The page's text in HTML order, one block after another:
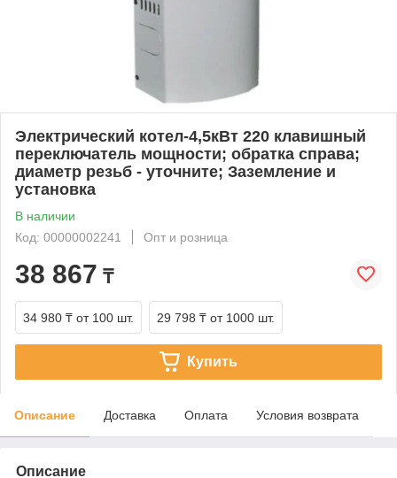
Электрический котел-4,5кВт 220 клавишный
переключатель мощности; обратка справа;
диаметр резьб - уточните; Заземление и
установка
В наличии
Код: 00000002241
Опт и розница
38 867 ₸
34 980 ₸ от 100 шт. 29 798 ₸ от 1000 шт.
Купить
Описание Доставка Оплата Условия возврата
Описание